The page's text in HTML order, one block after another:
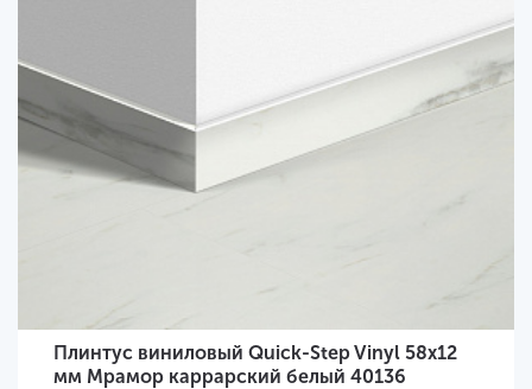
Плинтус виниловый Quick-Step Vinyl 58х12
мм Мрамор каррарский белый 40136